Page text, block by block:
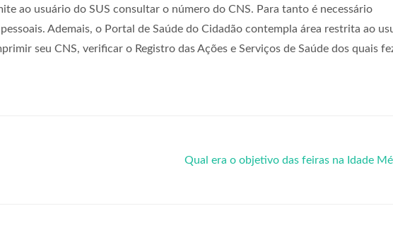
ao usuário do SUS consultar o número do CNS. Para tanto é necessário
Ademais, o Portal de Saúde do Cidadão contempla área restrita ao
seu CNS, verificar o Registro das Ações e Serviços de Saúde dos quais
Qual era o objetivo das feiras na Idade